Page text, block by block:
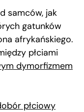
samców, jak
gatunków
afrykańskiego.
płciami
dymorfizmem
płciowy